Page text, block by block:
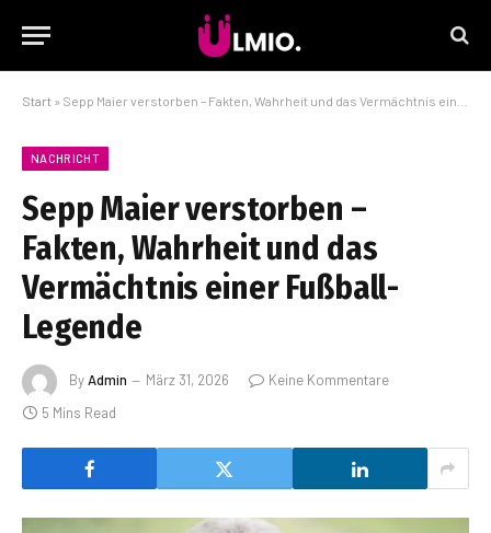
Start » Sepp Maier verstorben – Fakten, Wahrheit und das Vermächtnis einer Fußball-Legende
NACHRICHT
Sepp Maier verstorben –
Fakten, Wahrheit und das
Vermächtnis einer Fußball-
Legende
ByAdmin März 31, 2026
Keine Kommentare
5 Mins Read